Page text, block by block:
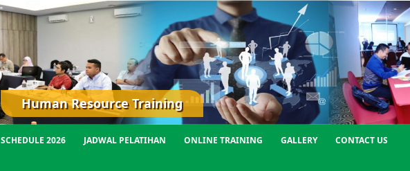
SCHEDULE 2026 JADWAL PELATIHAN ONLINE TRAINING GALLERY CONTACT US